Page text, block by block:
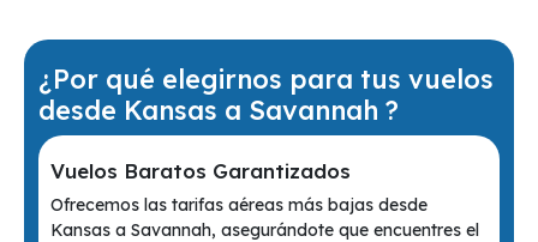
¿Por qué elegirnos para tus vuelos
desde Kansas a Savannah ?
Vuelos Baratos Garantizados
Ofrecemos las tarifas aéreas más bajas desde
Kansas a Savannah, asegurándote que encuentres el